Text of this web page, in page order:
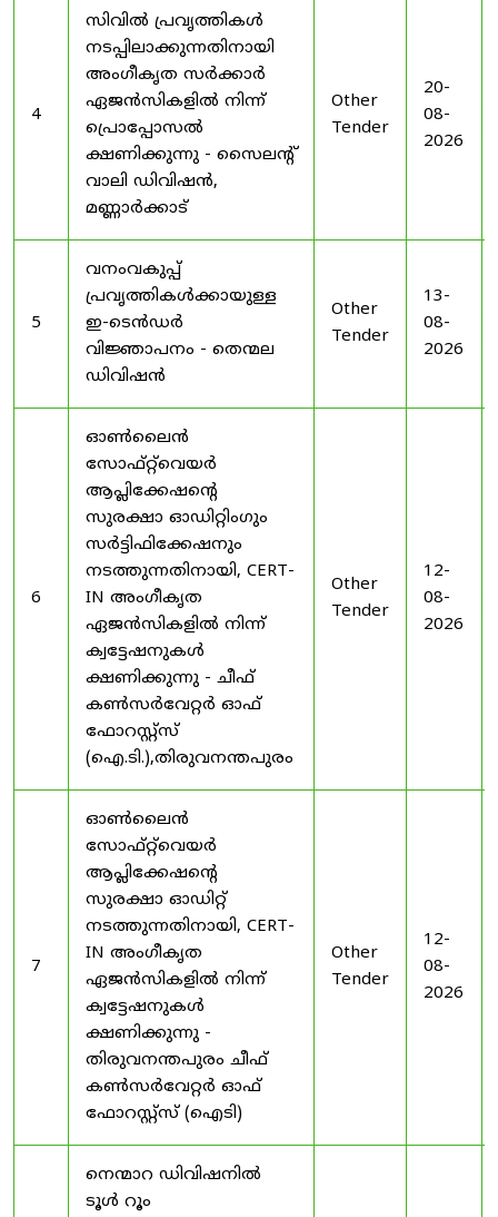
4
സിവിൽ പ്രവൃത്തികൾ
നടപ്പിലാക്കുന്നതിനായി
അംഗീകൃത സർക്കാർ
ഏജൻസികളിൽ നിന്ന്
പ്രൊപ്പോസൽ
ക്ഷണിക്കുന്നു - സൈലന്റ്
വാലി ഡിവിഷൻ,
മണ്ണാർക്കാട്
Other
Tender
20-
08-
2026
5
വനംവകുപ്പ്
പ്രവൃത്തികൾക്കായുള്ള
ഇ-ടെൻഡർ
വിജ്ഞാപനം - തെന്മല
ഡിവിഷൻ
Other
Tender
13-
08-
2026
6
ഓൺലൈൻ
സോഫ്റ്റ്‌വെയർ
ആപ്ലിക്കേഷന്റെ
സുരക്ഷാ ഓഡിറ്റിംഗും
സർട്ടിഫിക്കേഷനും
നടത്തുന്നതിനായി, CERT-
IN അംഗീകൃത
ഏജൻസികളിൽ നിന്ന്
ക്വട്ടേഷനുകൾ
ക്ഷണിക്കുന്നു - ചീഫ്
കൺസർവേറ്റർ ഓഫ്
ഫോറസ്റ്റ്സ്
(ഐ.ടി.),തിരുവനന്തപുരം
Other
Tender
12-
08-
2026
7
ഓൺലൈൻ
സോഫ്റ്റ്‌വെയർ
ആപ്ലിക്കേഷന്റെ
സുരക്ഷാ ഓഡിറ്റ്
നടത്തുന്നതിനായി, CERT-
IN അംഗീകൃത
ഏജൻസികളിൽ നിന്ന്
ക്വട്ടേഷനുകൾ
ക്ഷണിക്കുന്നു -
തിരുവനന്തപുരം ചീഫ്
കൺസർവേറ്റർ ഓഫ്
ഫോറസ്റ്റ്സ് (ഐടി)
Other
Tender
12-
08-
2026
നെന്മാറ ഡിവിഷനിൽ
ടൂൾ റൂം